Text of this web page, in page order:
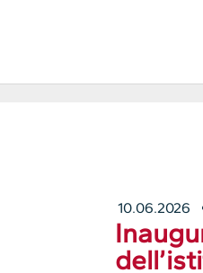
10.06.2026